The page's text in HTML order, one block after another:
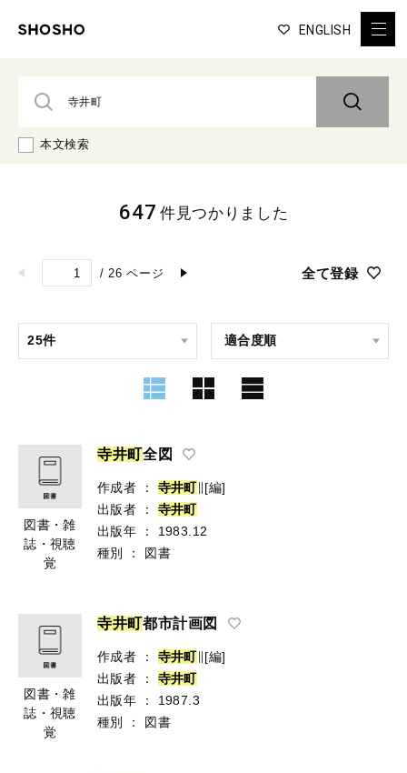
ENGLISH
本文検索
/ 26 ページ 全て登録
647 件見つかりました
図書・雑
誌・視聴
覚
寺井町全図
作成者 ： 寺井町∥[編]
出版者
： 寺井町
出版年
：
1983.12
種別
： 図書
図書・雑
誌・視聴
覚
寺井町都市計画図
作成者 ： 寺井町∥[編]
出版者
： 寺井町
出版年
：
1987.3
種別
： 図書